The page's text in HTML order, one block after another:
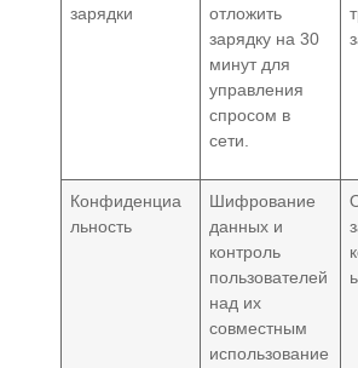
зарядки
отложить
зарядку на 30
минут для
управления
спросом в
сети.
Конфиденциа
льность
Шифрование
данных и
контроль
пользователей
над их
совместным
использование